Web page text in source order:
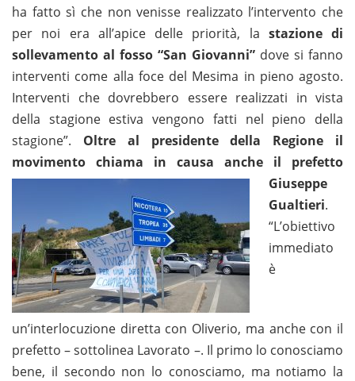
ha fatto sì che non venisse realizzato l’intervento che
per noi era all’apice delle priorità, la stazione di
sollevamento al fosso “San Giovanni” dove si fanno
interventi come alla foce del Mesima in pieno agosto.
Interventi che dovrebbero essere realizzati in vista
della stagione estiva vengono fatti nel pieno della
stagione”. Oltre al presidente della Regione il
movimento chiama in causa anche il
prefetto
Giuseppe
Gualtieri.
“L’obiettivo
immediato
è
un’interlocuzione diretta con Oliverio, ma anche con il
prefetto – sottolinea Lavorato –. Il primo lo conosciamo
bene, il secondo non lo conosciamo, ma notiamo la